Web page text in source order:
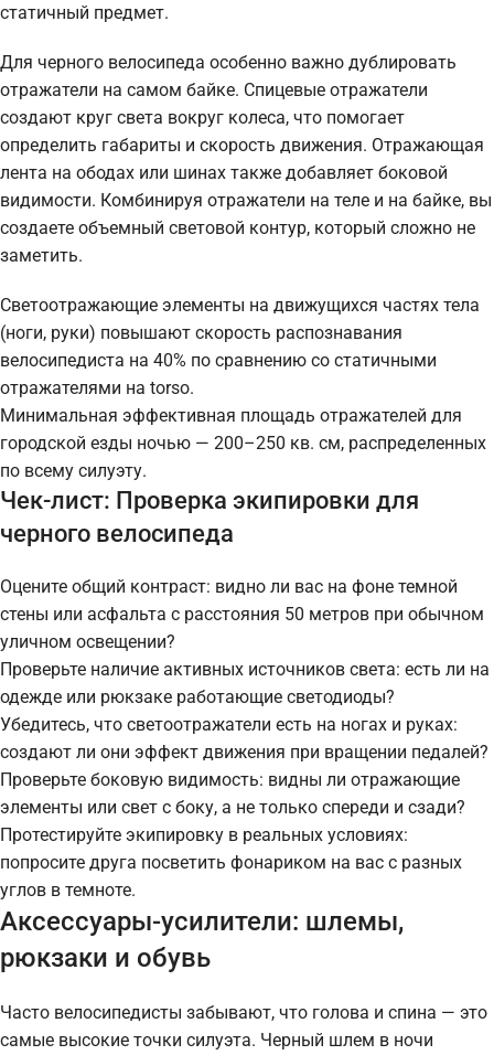
статичный предмет.
Для черного велосипеда особенно важно дублировать
отражатели на самом байке. Спицевые отражатели
создают круг света вокруг колеса, что помогает
определить габариты и скорость движения. Отражающая
лента на ободах или шинах также добавляет боковой
видимости. Комбинируя отражатели на теле и на байке, вы
создаете объемный световой контур, который сложно не
заметить.
Светоотражающие элементы на движущихся частях тела
(ноги, руки) повышают скорость распознавания
велосипедиста на 40% по сравнению со статичными
отражателями на torso.
Минимальная эффективная площадь отражателей для
городской езды ночью — 200–250 кв. см, распределенных
по всему силуэту.
Чек-лист: Проверка экипировки для
черного велосипеда
Оцените общий контраст: видно ли вас на фоне темной
стены или асфальта с расстояния 50 метров при обычном
уличном освещении?
Проверьте наличие активных источников света: есть ли на
одежде или рюкзаке работающие светодиоды?
Убедитесь, что светоотражатели есть на ногах и руках:
создают ли они эффект движения при вращении педалей?
Проверьте боковую видимость: видны ли отражающие
элементы или свет с боку, а не только спереди и сзади?
Протестируйте экипировку в реальных условиях:
попросите друга посветить фонариком на вас с разных
углов в темноте.
Аксессуары-усилители: шлемы,
рюкзаки и обувь
Часто велосипедисты забывают, что голова и спина — это
самые высокие точки силуэта. Черный шлем в ночи